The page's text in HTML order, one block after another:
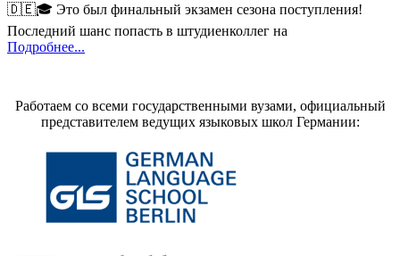
🇩🇪🎓 Это был финальный экзамен сезона поступления!
Последний шанс попасть в штудиенколлег на
Подробнее...
Работаем со всеми государственными вузами, официальный
представителем ведущих языковых школ Германии: